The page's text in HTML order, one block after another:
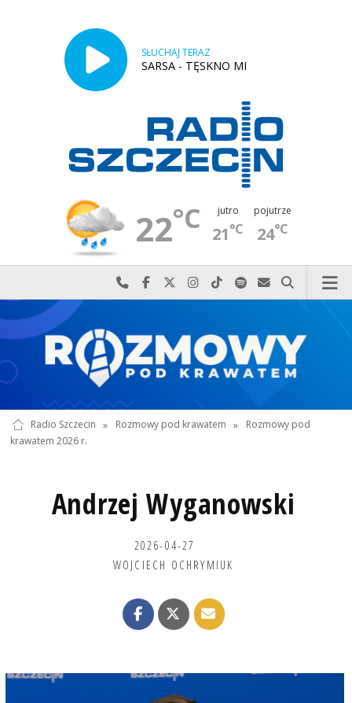
SŁUCHAJ TERAZ
SARSA - TĘSKNO MI
22°C jutro
21°C
pojutrze
24°C
Najlepiej po prostu do nas zadzwoń
Odwiedź nas na Facebook-u
Odwiedź nas na X
Odwiedź nas na Instagram-ie
Odwiedź nas na TikTok-u
Szukaj nas na Spotify
Wyślij do nas
Szukaj
Radio Szczecin » Rozmowy pod krawatem »
Rozmowy pod
krawatem 2026 r.
Andrzej Wyganowski
2026-04-27
WOJCIECH OCHRYMIUK